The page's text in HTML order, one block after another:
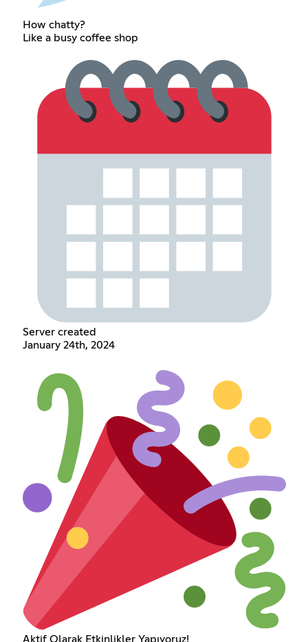
How chatty?
Like a busy coffee shop
Server created
January 24th, 2024
Aktif Olarak Etkinlikler Yapıyoruz!